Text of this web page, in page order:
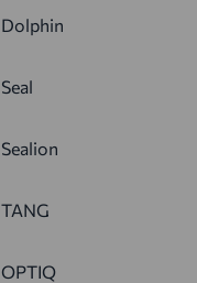
Dolphin
Seal
Sealion
TANG
OPTIQ